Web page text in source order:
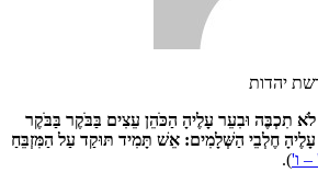
תִכְבֶּה וּבִעֵר עָלֶיהָ הַכֹּהֵן עֵצִים בַּבֹּקֶר בַּבֹּקֶר
עָלֶיהָ חֶלְבֵי הַשְּׁלָמִים: אֵשׁ תָּמִיד תּוּקַד עַל הַמִּזְבֵּחַ
ו').